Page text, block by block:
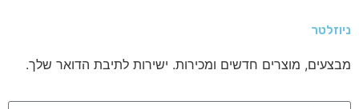
ניוזלטר
מבצעים, מוצרים חדשים ומכירות. ישירות לתיבת הדואר שלך.